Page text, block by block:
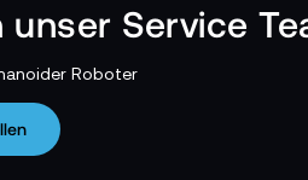
unser Service
Roboter